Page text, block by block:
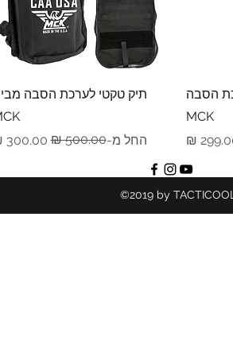
הסבה
MCK
תצוגה מהירה
תיק טקטי לערכת הסבה
החל מ-
מחיר רגיל
‏500.00 ‏₪
מחיר מבצע
©2019 by